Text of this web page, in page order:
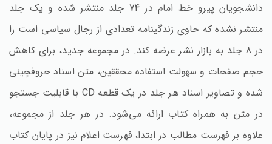
دانشجویان پیرو خط امام در 74 جلد منتشر شده و یک جلد
منتشر نشده که حاوی زندگینامه تعدادی از رجال سیاسی است را
در 8 جلد به بازار نشر عرضه کند. در مجموعه جدید، برای کاهش
حجم صفحات و سهولت استفاده محققین‌، متن اسناد حروفچینی
شده و تصاویر اسناد هر جلد در یک قطعه CD با قابلیت جستجو
در متن به همراه کتاب ارائه می‌شود. در هر جلد از مجموعه‌،
علاوه بر فهرست مطالب در ابتدا، فهرست اعلام نیز در پایان کتاب